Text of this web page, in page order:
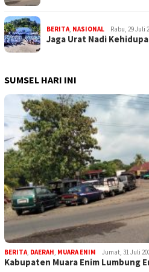
BERITA NASIONAL Rabu, 29 Juli
Jaga Urat Nadi
SUMSEL HARI INI
BERITA DAERAH MUARA ENIM Jumat, 31 Juli
Kabupaten Muara Enim Lumbung